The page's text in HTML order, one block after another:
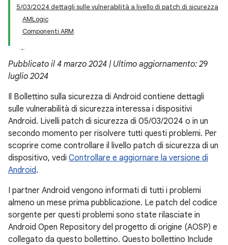
5/03/2024 dettagli sulle vulnerabilità a livello di patch di sicurezza
AMLogic
Componenti ARM
Pubblicato il 4 marzo 2024 | Ultimo aggiornamento: 29
luglio 2024
Il Bollettino sulla sicurezza di Android contiene dettagli
sulle vulnerabilità di sicurezza interessa i dispositivi
Android. Livelli patch di sicurezza di 05/03/2024 o in un
secondo momento per risolvere tutti questi problemi. Per
scoprire come controllare il livello patch di sicurezza di un
dispositivo, vedi Controllare e aggiornare la versione di
Android.
I partner Android vengono informati di tutti i problemi
almeno un mese prima pubblicazione. Le patch del codice
sorgente per questi problemi sono state rilasciate in
Android Open Repository del progetto di origine (AOSP) e
collegato da questo bollettino. Questo bollettino Include